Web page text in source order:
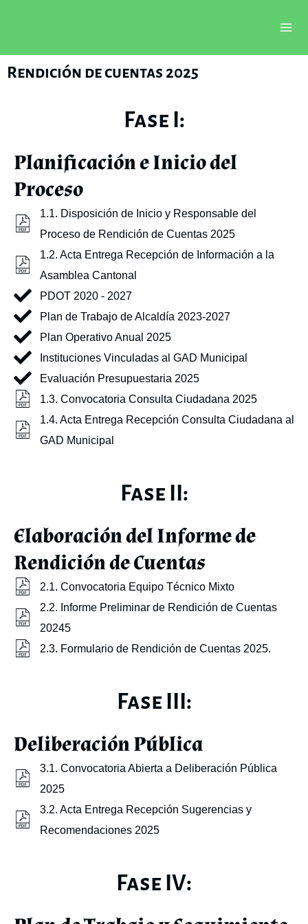
Rendición de cuentas 2025
Fase I:
Planificación e Inicio del
Proceso
1.1. Disposición de Inicio y Responsable del
Proceso de Rendición de Cuentas 2025
1.2. Acta Entrega Recepción de Información a la
Asamblea Cantonal
PDOT 2020 - 2027
Plan de Trabajo de Alcaldía 2023-2027
Plan Operativo Anual 2025
Instituciones Vinculadas al GAD Municipal
Evaluación Presupuestaria 2025
1.3. Convocatoria Consulta Ciudadana 2025
1.4. Acta Entrega Recepción Consulta Ciudadana al
GAD Municipal
Fase II:
Elaboración del Informe de
Rendición de Cuentas
2.1. Convocatoria Equipo Técnico Mixto
2.2. Informe Preliminar de Rendición de Cuentas
20245
2.3. Formulario de Rendición de Cuentas 2025.
Fase III:
3.1. Convocatoria Abierta a Deliberación Pública
2025
3.2. Acta Entrega Recepción Sugerencias y
Recomendaciones 2025
Deliberación Pública
Fase IV: